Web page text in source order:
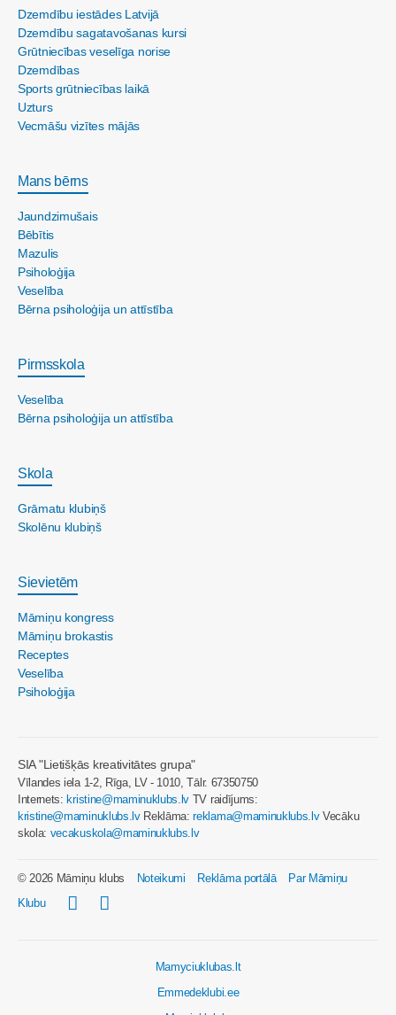
Dzemdību iestādes Latvijā
Dzemdību sagatavošanas kursi
Grūtniecības veselīga norise
Dzemdības
Sports grūtniecības laikā
Uzturs
Vecmāšu vizītes mājās
Mans bērns
Jaundzimušais
Bēbītis
Mazulis
Psiholoģija
Veselība
Bērna psiholoģija un attīstība
Pirmsskola
Veselība
Bērna psiholoģija un attīstība
Skola
Grāmatu klubiņš
Skolēnu klubiņš
Sievietēm
Māmiņu kongress
Māmiņu brokastis
Receptes
Veselība
Psiholoģija
SIA "Lietišķās kreativitātes grupa"
Vīlandes iela 1-2, Rīga, LV - 1010, Tālr. 67350750
Internets: kristine@maminuklubs.lv TV raidījums:
kristine@maminuklubs.lvReklāma:reklama@maminuklubs.lvVecāku
skola: vecakuskola@maminuklubs.lv
© 2026 Māmiņu klubs Noteikumi Reklāma portālā
Par Māmiņu
Klubu
Mamyciuklubas.lt
Emmedeklubi.ee